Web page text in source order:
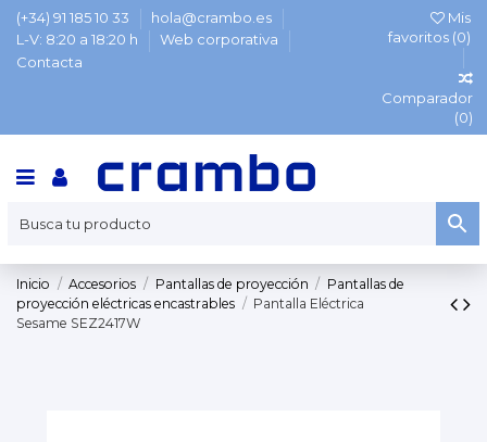
(+34) 91 185 10 33
hola@crambo.es
L-V: 8:20 a 18:20 h
Web corporativa
Contacta
Mis
favoritos (0)
Comparador
(0)
Inicio Accesorios Pantallas de proyección
Pantallas de
proyección eléctricas encastrables
Pantalla Eléctrica
Sesame SEZ2417W